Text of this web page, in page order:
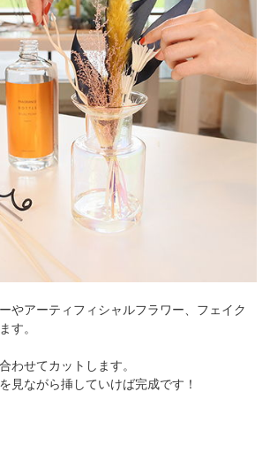
やアーティフィシャルフラワー、フェイク
す。
わせてカットします。
見ながら挿していけば完成です！